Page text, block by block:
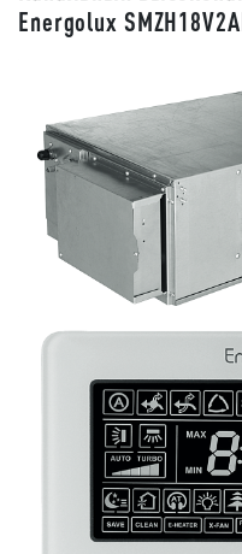
Energolux